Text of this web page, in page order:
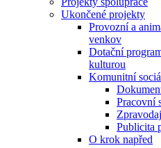
Ukončené projekty
Provozní a
venkov
Dotační
kulturou
Komunitní
Pracovní
Zpravodaj
Publicita
O krok napřed